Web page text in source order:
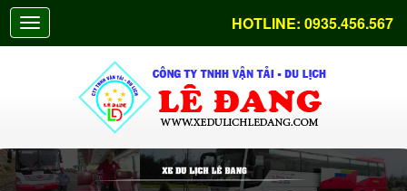
HOTLINE: 0935.456.567